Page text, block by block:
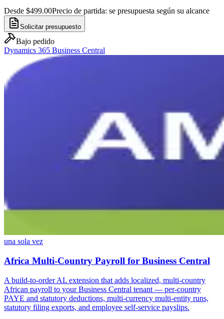
Desde $499.00Precio de partida: se presupuesta según su alcance
Solicitar presupuesto
Bajo pedido
Dynamics 365 Business Central
una sola vez
Africa Multi-Country Payroll for Business Central
A build-to-order AL extension that adds localized, multi-country
African payroll to your Business Central tenant — per-country
PAYE and statutory deductions, multi-currency multi-entity runs,
statutory filing exports, and employee self-service payslips.